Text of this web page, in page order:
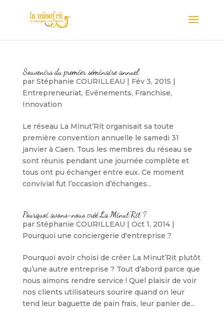
Souvenirs du premier séminaire annuel
par Stéphanie COURILLEAU | Fév 3, 2015 |
Entrepreneuriat, Evénements, Franchise,
Innovation
Le réseau La Minut’Rit organisait sa toute
première convention annuelle le samedi 31
janvier à Caen. Tous les membres du réseau se
sont réunis pendant une journée complète et
tous ont pu échanger entre eux. Ce moment
convivial fut l’occasion d’échanges...
Pourquoi avons-nous créé La Minut’Rit ?
par Stéphanie COURILLEAU | Oct 1, 2014|
Pourquoi une conciergerie d'entreprise ?
Pourquoi avoir choisi de créer La Minut’Rit plutôt
qu’une autre entreprise ? Tout d’abord parce que
nous aimons rendre service ! Quel plaisir de voir
nos clients utilisateurs sourire quand on leur
tend leur baguette de pain frais, leur panier de...